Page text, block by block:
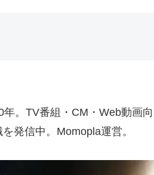
。TV番組・CM・Web動画
発信中。Momopla運営。